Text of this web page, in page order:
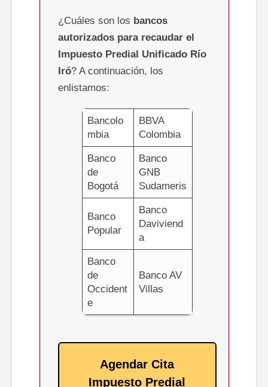
¿Cuáles son los bancos
autorizados para recaudar el
Impuesto Predial Unificado Río
Iró? A continuación, los
enlistamos:
Bancolo
mbia
BBVA
Colombia
Banco
de
Bogotá
Banco
GNB
Sudameris
Banco
Popular
Banco
Daviviend
a
Banco
de
Occident
e
Banco AV
Villas
Agendar Cita
Impuesto Predial